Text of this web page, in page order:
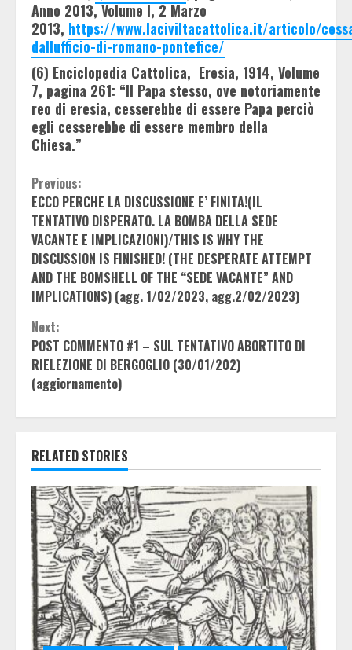
Anno 2013, Volume I, 2 Marzo
2013, https://www.laciviltacattolica.it/articolo/
dallufficio-di-romano-pontefice/
(6) Enciclopedia Cattolica, Eresia, 1914, Volume
7, pagina 261: “Il Papa stesso, ove notoriamente
reo di eresia, cesserebbe di essere Papa perciò
egli cesserebbe di essere membro della
Chiesa.”
Continue
Reading
Previous:
ECCO PERCHE LA DISCUSSIONE E’ FINITA!(IL
TENTATIVO DISPERATO. LA BOMBA DELLA SEDE
VACANTE E IMPLICAZIONI)/THIS IS WHY THE
DISCUSSION IS FINISHED! (THE DESPERATE ATTEMPT
AND THE BOMSHELL OF THE “SEDE VACANTE” AND
IMPLICATIONS) (agg. 1/02/2023, agg.2/02/2023)
Next:
POST COMMENTO #1 – SUL TENTATIVO ABORTITO DI
RIELEZIONE DI BERGOGLIO (30/01/202)
(aggiornamento)
RELATED STORIES